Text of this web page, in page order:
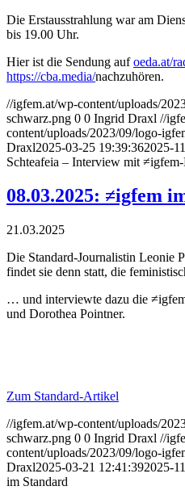
Die Erstausstrahlung war am
bis 19.00 Uhr.
Hier ist die Sendung aufoeda.at/
https://cba.media/nachzuhören.
//igfem.at/wp-content/uploads/
schwarz.png 0 0 Ingrid Draxl //
content/uploads/2023/09/logo-
Draxl2025-03-25 19:39:362025-
Schteafeia – Interview mit
08.03.2025: ≠igfem
21.03.2025
Die Standard-Journalistin Leonie
findet sie denn statt, die
… und interviewte dazu die
und Dorothea Pointner.
Zum Standard-Artikel
//igfem.at/wp-content/uploads/
schwarz.png 0 0 Ingrid Draxl //
content/uploads/2023/09/logo-
Draxl2025-03-21 12:41:392025-
im Standard